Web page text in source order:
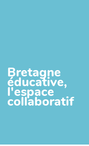
Bretagne
éducative,
l'espace
collaboratif